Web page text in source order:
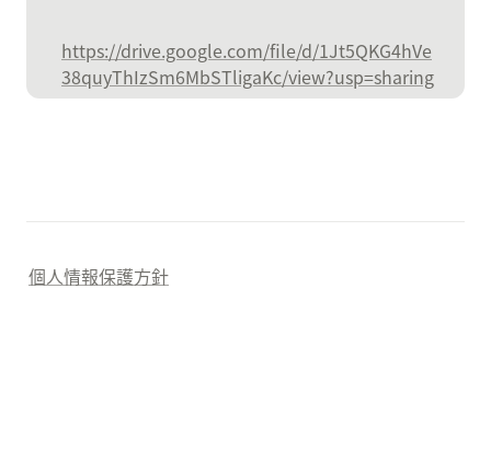
https://drive.google.com/file/d/1Jt5QKG4hVe
38quyThIzSm6MbSTligaKc/view?usp=sharing
個人情報保護方針